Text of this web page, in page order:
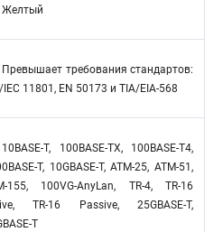
Желтый
Превышает требования стандартов:
IEC 11801, EN 50173 и TIA/EIA-568
10BASE-T, 100BASE-TX, 100BASE-T4,
T, 10GBASE-T, ATM-25, ATM-51,
155, 100VG-AnyLan, TR-4, TR-16
TR-16 Passive, 25GBASE-T,
T